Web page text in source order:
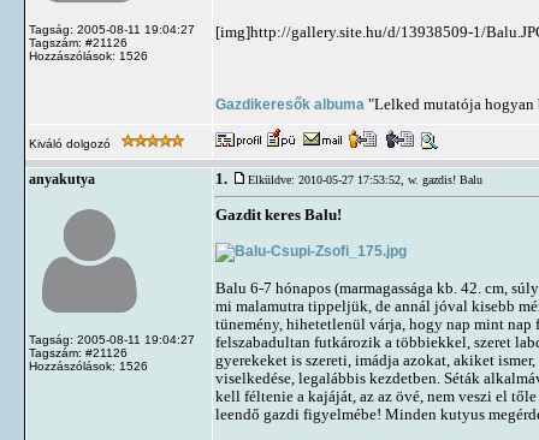
Tagság: 2005-08-11 19:04:27
Tagszám: #21126
Hozzászólások: 1526
[img]http://gallery.site.hu/d/13938509-1/
Gazdikeresők albuma "Lelked mutatója
Kiváló dolgozó
anyakutya
Tagság: 2005-08-11 19:04:27
Tagszám: #21126
Hozzászólások: 1526
1. Elküldve: 2010-05-27 17:53:52, w. gazdis! Balu
Gazdit keres Balu!
Balu 6-7 hónapos (marmagassága kb. 42. cm,
mi malamutra tippeljük, de annál jóval kisebb
tünemény, hihetetlenül várja, hogy nap mint nap
felszabadultan futkározik a többiekkel, szeret
gyerekeket is szereti, imádja azokat, akiket
viselkedése, legalábbis kezdetben. Séták
kell féltenie a kajáját, az az övé, nem veszi el
leendő gazdi figyelmébe! Minden kutyus